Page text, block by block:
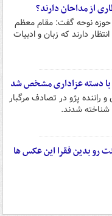
از مداحان دارند؟
نوحه گفت: مقام معظم
دارند که زبان و ادبیات
با دسته عزاداری مشخص شد
راننده پژو در تصادف مرگبار
شناخته شدند.
رو بدین فقرا این عکس ها